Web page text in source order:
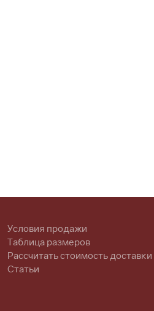
Условия продажи
Таблица размеров
Рассчитать стоимость доставки
Статьи